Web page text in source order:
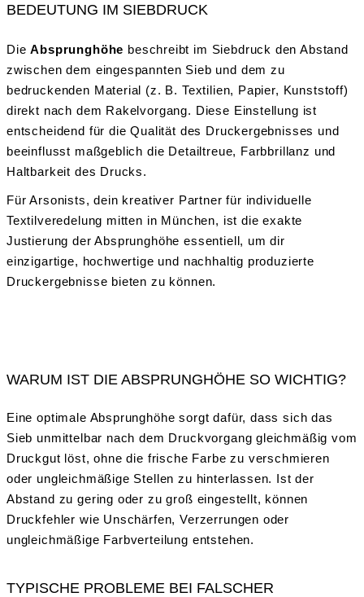
BEDEUTUNG IM SIEBDRUCK
DieAbsprunghöhe beschreibt im Siebdruck den Abstand
zwischen dem eingespannten Sieb und dem zu
bedruckenden Material (z. B. Textilien, Papier, Kunststoff)
direkt nach dem Rakelvorgang. Diese Einstellung ist
entscheidend für die Qualität des Druckergebnisses und
beeinflusst maßgeblich die Detailtreue, Farbbrillanz und
Haltbarkeit des Drucks.
Für Arsonists, dein kreativer Partner für individuelle
Textilveredelung mitten in München, ist die exakte
Justierung der Absprunghöhe essentiell, um dir
einzigartige, hochwertige und nachhaltig produzierte
Druckergebnisse bieten zu können.
WARUM IST DIE ABSPRUNGHÖHE SO WICHTIG?
Eine optimale Absprunghöhe sorgt dafür, dass sich das
Sieb unmittelbar nach dem Druckvorgang gleichmäßig vom
Druckgut löst, ohne die frische Farbe zu verschmieren
oder ungleichmäßige Stellen zu hinterlassen. Ist der
Abstand zu gering oder zu groß eingestellt, können
Druckfehler wie Unschärfen, Verzerrungen oder
ungleichmäßige Farbverteilung entstehen.
TYPISCHE PROBLEME BEI FALSCHER